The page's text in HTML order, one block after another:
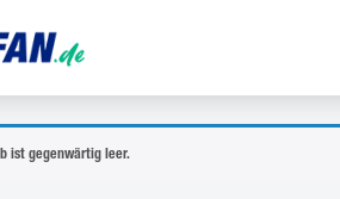
ist gegenwärtig leer.